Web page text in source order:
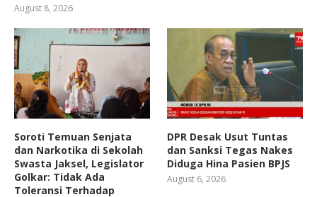
August 8, 2026
Soroti Temuan Senjata
dan Narkotika di Sekolah
Swasta Jaksel, Legislator
Golkar: Tidak Ada
Toleransi Terhadap
DPR Desak Usut Tuntas
dan Sanksi Tegas Nakes
Diduga Hina Pasien BPJS
August 6, 2026